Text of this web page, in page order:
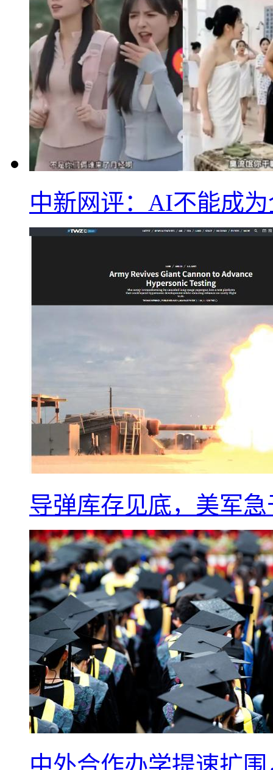
中新网评：AI不能成
导弹库存见底，美军
中外合作办学提速扩